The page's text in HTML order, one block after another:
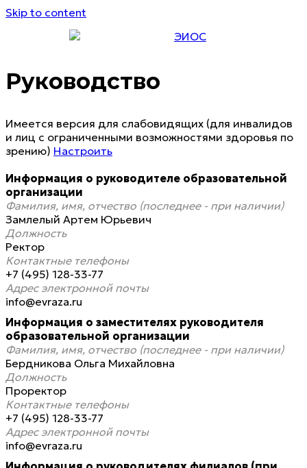
Skip to content
ЭИОС
Руководство
Имеется версия для слабовидящих (для инвалидов
и лиц с ограниченными возможностями здоровья по
зрению) Настроить
Информация о руководителе образовательной
организации
Фамилия, имя, отчество (последнее - при наличии)
Замлелый Артем Юрьевич
Должность
Ректор
Контактные телефоны
+7 (495) 128-33-77
Адрес электронной почты
info@evraza.ru
Информация о заместителях руководителя
образовательной организации
Фамилия, имя, отчество (последнее - при наличии)
Бердникова Ольга Михайловна
Должность
Проректор
Контактные телефоны
+7 (495) 128-33-77
Адрес электронной почты
info@evraza.ru